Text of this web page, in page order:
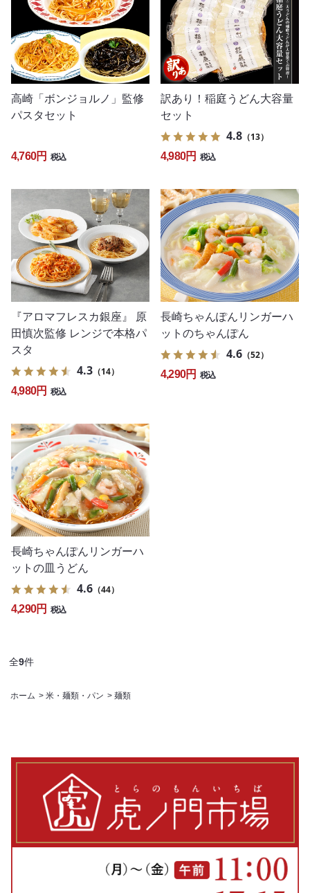
高崎「ボンジョルノ」監修
パスタセット
4,760円 税込
訳あり！稲庭うどん大容量
セット
4.8 （13）
4,980円 税込
『アロマフレスカ銀座』 原
田慎次監修 レンジで本格パ
スタ
4.3 （14）
4,980円 税込
長崎ちゃんぽんリンガーハ
ットのちゃんぽん
4.6 （52）
4,290円 税込
長崎ちゃんぽんリンガーハ
ットの皿うどん
4.6 （44）
4,290円 税込
全9件
ホーム > 米・麺類・パン > 麺類